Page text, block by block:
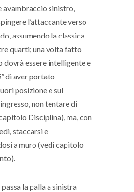
avambraccio sinistro,
l’attaccante verso
assumendo la classica
quarti; una volta fatto
dovrà essere intelligente e
di aver portato
posizione e sul
non tentare di
Disciplina), ma, con
staccarsi e
a muro (vedi capitolo
la palla a sinistra